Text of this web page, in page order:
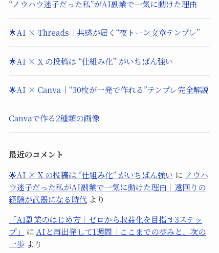
“ノウハウ迷子だった私”がAI副業で一気に動けた理由
🌟AI × Threads｜共感が届く“夜トーン文章テンプレ”
🌟AI × X の投稿は “仕組み化” がいちばん強い
🌟AI × Canva｜“30枚が一発で作れる”テンプレ完全解説
Canvaで作る2種類の画像
最近のコメント
🌟AI × X の投稿は “仕組み化” がいちばん強い に ノウハ
ウ迷子だった私がAI副業で一気に動けた理由｜遠回りの
経験が武器になる時代より
「AI副業のはじめ方｜ゼロから収益化を目指す3ステッ
プ」
に AIと再出発して1週間｜ここまでの歩みと、次の
一歩より